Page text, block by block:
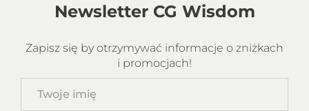
Newsletter CG Wisdom
Zapisz się by otrzymywać informacje o zniżkach
i promocjach!
Twoje
imię